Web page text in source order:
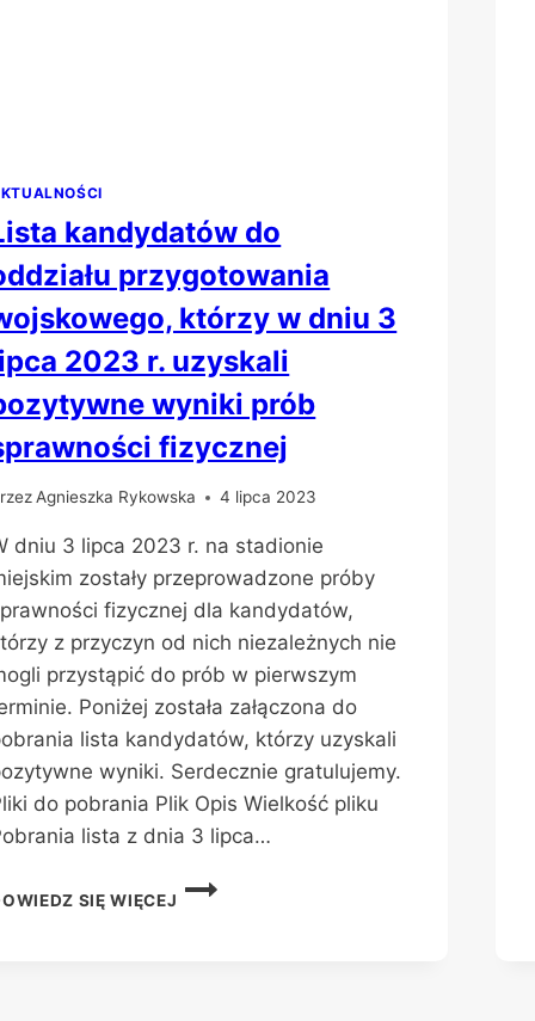
kandydatów do
przygotowania
którzy w dniu 3
2023 r. uzyskali
wyniki prób
fizycznej
Agnieszka Rykowska 4 lipca 2023
dniu 3 lipca 2023 r. na stadionie
zostały przeprowadzone próby
fizycznej dla kandydatów,
z przyczyn od nich niezależnych nie
przystąpić do prób w pierwszym
Poniżej została załączona do
lista kandydatów, którzy uzyskali
wyniki. Serdecznie gratulujemy.
do pobrania Plik Opis Wielkość pliku
lista z dnia 3 lipca…
SIĘ WIĘCEJ
LISTA